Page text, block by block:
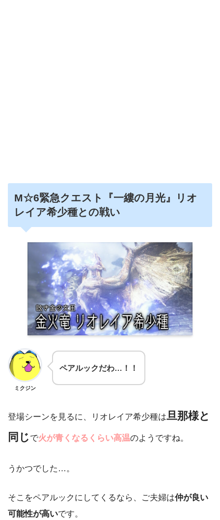
M☆6緊急クエスト『一縷の月光』リオ
レイア希少種との戦い
ミクジン
ペアルックだわ…！！
登場シーンを見るに、リオレイア希少種は旦那様と
同じ で火が青くなるくらい高温のようですね。
うかつでした…。
そこをペアルックにしてくるなら、ご夫婦は仲が良い
可能性が高いです。